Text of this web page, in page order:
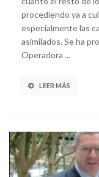
procediendo ya a
especialmente las
asimilados. Se ha
Operadora ...
LEER MÁS